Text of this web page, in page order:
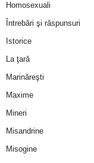
Homosexuali
Întrebări şi răspunsuri
Istorice
La ţară
Marinăreşti
Maxime
Mineri
Misandrine
Misogine